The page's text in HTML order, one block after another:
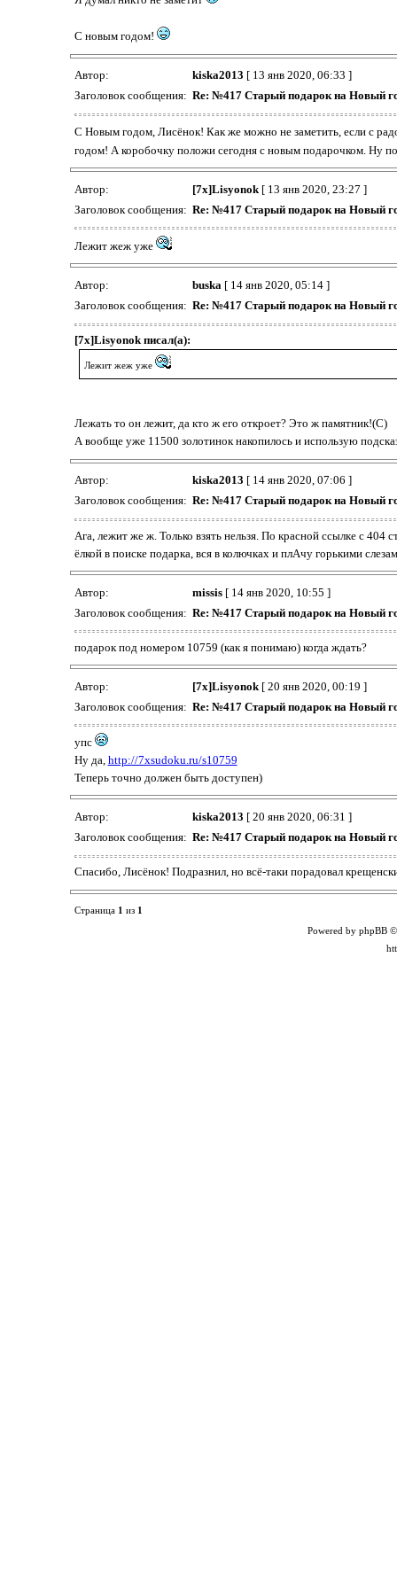
С новым годом!
Автор: kiska2013 [ 13 янв 2020, 06:33 ]
Заголовок сообщения: Re: №417 Старый подарок на Новый
С Новым годом, Лисёнок! Как же можно не заметить, если с
годом! А коробочку положи сегодня с новым подарочком. Ну
Автор: [7x]Lisyonok[ 13 янв 2020, 23:27 ]
Заголовок сообщения: Re: №417 Старый подарок на Новый
Лежит жеж уже
Автор: buska [ 14 янв 2020, 05:14 ]
Заголовок сообщения: Re: №417 Старый подарок на Новый
[7x]Lisyonok писал(а):
Лежит жеж уже
Лежать то он лежит, да кто ж его откроет? Это ж памятник!(С)
А вообще уже 11500 золотинок накопилось и использую
Автор: kiska2013 [ 14 янв 2020, 07:06 ]
Заголовок сообщения: Re: №417 Старый подарок на Новый
Ага, лежит же ж. Только взять нельзя. По красной ссылке с
ёлкой в поиске подарка, вся в колючках и плАчу горькими
Автор: missis[ 14 янв 2020, 10:55 ]
Заголовок сообщения: Re: №417 Старый подарок на Новый
подарок под номером 10759 (как я понимаю) когда ждать?
Автор: [7x]Lisyonok[ 20 янв 2020, 00:19 ]
Заголовок сообщения: Re: №417 Старый подарок на Новый
упс
Ну да, http://7xsudoku.ru/s10759
Теперь точно должен быть доступен)
Автор: kiska2013 [ 20 янв 2020, 06:31 ]
Заголовок сообщения: Re: №417 Старый подарок на Новый
Спасибо, Лисёнок! Подразнил, но всё-таки порадовал
Страница 1 из 1
Powered by phpBB